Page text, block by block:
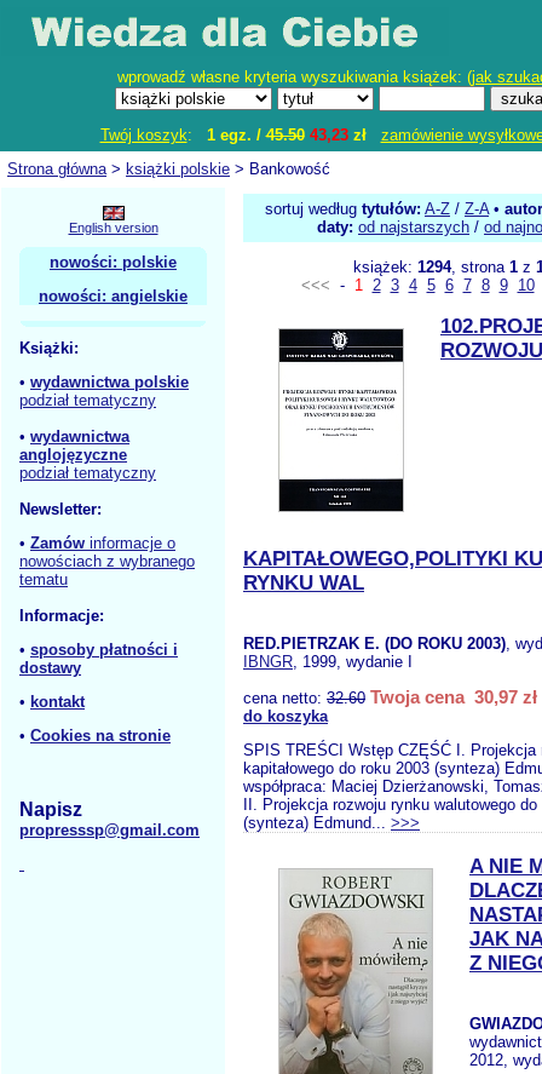
wprowadź własne kryteria wyszukiwania książek: (jak
Twój koszyk: 1 egz. /45.50 43,23zł
zamówienie
Strona główna> książki polskie > Bankowość
English version
nowości: polskie
nowości: angielskie
Książki:
• wydawnictwa polskie
podział tematyczny
• wydawnictwa
anglojęzyczne
podział tematyczny
Newsletter:
• Zamów informacje o
nowościach z wybranego
tematu
Informacje:
• sposoby płatności i
dostawy
• kontakt
• Cookies na stronie
Napisz
propresssp@gmail.com
sortuj według tytułów: A-Z / Z-A•
daty: od najstarszych / od
książek: 1294, strona 1z
<<< - 1 2 3 4 5 6 7 8 9 10
KAPITAŁOWEGO,POLITYKI
RYNKU WAL
RED.PIETRZAK E. (DO ROKU 2003),
IBNGR, 1999, wydanie I
cena netto: 32.60 Twoja cena 30,97 zł
do koszyka
SPIS TREŚCI Wstęp CZĘŚĆ I. Projekcja
kapitałowego do roku 2003 (synteza)
współpraca: Maciej Dzierżanowski,
II. Projekcja rozwoju rynku walutowego
(synteza) Edmund... >>>
A NIE
JAK
Z
2012,